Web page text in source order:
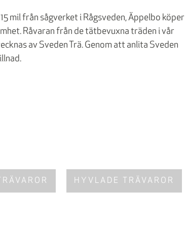
mil från sågverket i Rågsveden, Äppelbo köper
Råvaran från de tätbevuxna träden i vår
av Sveden Trä. Genom att anlita Sveden
HYVLADE TRÄVAROR